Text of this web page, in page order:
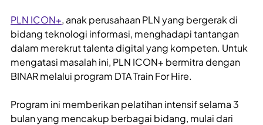
PLN ICON+, anak perusahaan PLN yang bergerak di
bidang teknologi informasi, menghadapi tantangan
dalam merekrut talenta digital yang kompeten. Untuk
mengatasi masalah ini, PLN ICON+ bermitra dengan
BINAR melalui program DTA Train For Hire.
Program ini memberikan pelatihan intensif selama 3
bulan yang mencakup berbagai bidang, mulai dari